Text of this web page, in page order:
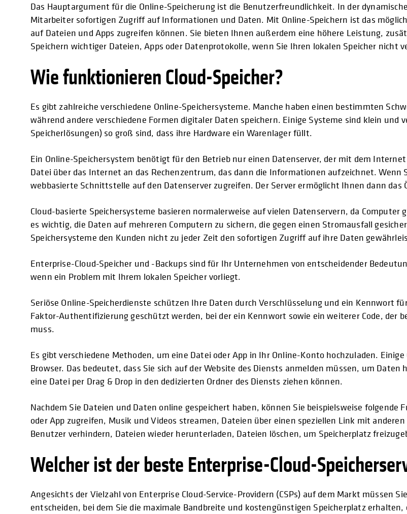
Das Hauptargument für die Online-Speicherung ist die Benutzerfreundlichkeit. In der
Mitarbeiter sofortigen Zugriff auf Informationen und Daten. Mit Online-Speichern ist das
auf Dateien und Apps zugreifen können. Sie bieten Ihnen außerdem eine höhere Leistung,
Speichern wichtiger Dateien, Apps oder Datenprotokolle, wenn Sie Ihren lokalen Speicher nicht
Wie funktionieren Cloud-Speicher?
Es gibt zahlreiche verschiedene Online-Speichersysteme. Manche haben einen bestimmten
während andere verschiedene Formen digitaler Daten speichern. Einige Systeme sind klein
Speicherlösungen) so groß sind, dass ihre Hardware ein Warenlager füllt.
Ein Online-Speichersystem benötigt für den Betrieb nur einen Datenserver, der mit dem
Datei über das Internet an das Rechenzentrum, das dann die Informationen aufzeichnet. Wenn
webbasierte Schnittstelle auf den Datenserver zugreifen. Der Server ermöglicht Ihnen dann das
Cloud-basierte Speichersysteme basieren normalerweise auf vielen Datenservern, da
es wichtig, die Daten auf mehreren Computern zu sichern, die gegen einen Stromausfall
Speichersysteme den Kunden nicht zu jeder Zeit den sofortigen Zugriff auf ihre Daten
Enterprise-Cloud-Speicher und -Backups sind für Ihr Unternehmen von entscheidender
wenn ein Problem mit Ihrem lokalen Speicher vorliegt.
Seriöse Online-Speicherdienste schützen Ihre Daten durch Verschlüsselung und ein Kennwort
Faktor-Authentifizierung geschützt werden, bei der ein Kennwort sowie ein weiterer Code, der
muss.
Es gibt verschiedene Methoden, um eine Datei oder App in Ihr Online-Konto hochzuladen.
Browser. Das bedeutet, dass Sie sich auf der Website des Diensts anmelden müssen, um
eine Datei per Drag & Drop in den dedizierten Ordner des Diensts ziehen können.
Nachdem Sie Dateien und Daten online gespeichert haben, können Sie beispielsweise
oder App zugreifen, Musik und Videos streamen, Dateien über einen speziellen Link mit
Benutzer verhindern, Dateien wieder herunterladen, Dateien löschen, um Speicherplatz
Welcher ist der beste Enterprise-Cloud-
Angesichts der Vielzahl von Enterprise Cloud-Service-Providern (CSPs) auf dem Markt müssen
entscheiden, bei dem Sie die maximale Bandbreite und kostengünstigen Speicherplatz